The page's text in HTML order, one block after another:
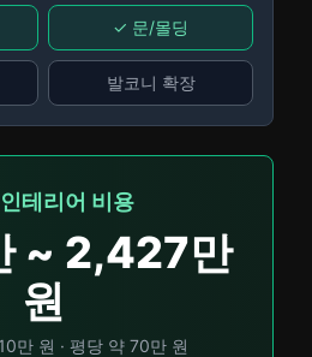
✓ 문/몰딩
발코니 확장
테리어 비용
~ 2,427만
원
만 원 · 평당 약 70만 원